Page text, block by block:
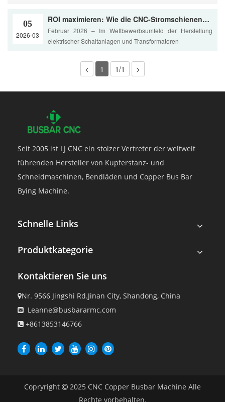
05
2026-03
ROI maximieren: Wie die CNC-Stromschienenbearbeitung den Materialabfall um 30 % reduziert
Februar 2026 – Im Wettbewerbsumfeld der Herstellung
elektrischer Schaltanlagen und Transformatoren
< 1 1/1 >
Seit 2005 ist LJ CNC ein stolzer Vertreter der weltweit
führenden Hersteller von Kupferstanz- und
Schneidmaschinen, Bendläden und Copper Bus Bar
Bying Machine.
Schnelle Links
Produktkategorie
Kontaktieren Sie uns
Nr. 9566 Jingshi Rd.Jinan City, Shandong, China
 Leanne@busbararmc.com
 +8613853146766
Copryright  2025 CNC Copper Busbar Machine Alle
Rechte vorbehalten.